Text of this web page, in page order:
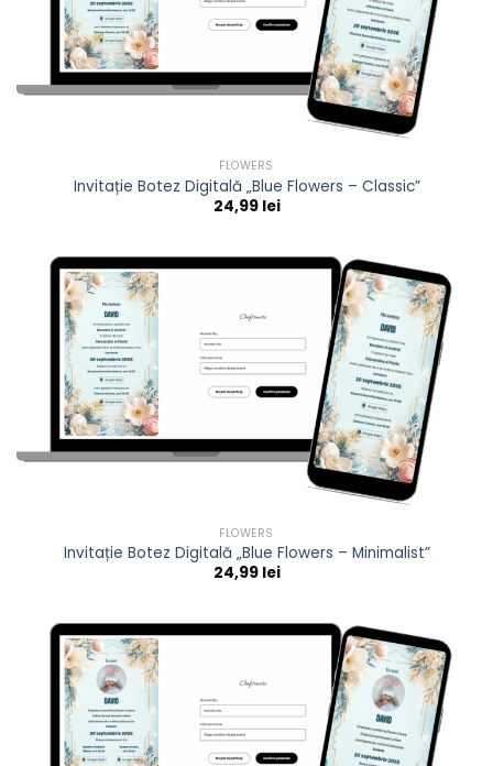
FLOWERS
Invitație Botez Digitală „Blue Flowers – Classic”
24,99 lei
FLOWERS
Invitație Botez Digitală „Blue Flowers – Minimalist”
24,99 lei